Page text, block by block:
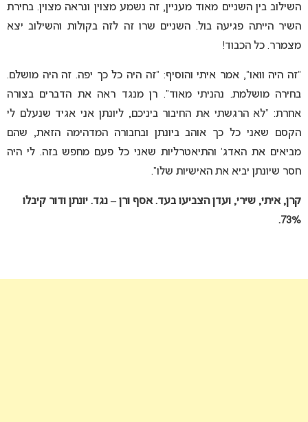
השילוב בין השניים מאוד מעניין, זה נשמע מצוין ונראה מצוין. בחירת
השיר הייתה פגיעה בול. השניים שרו זה לזה בקולות והשילוב יצא
מצמרר. כל הכבוד!
“זה היה וואו”, אמר איתי והוסיף: “זה היה כל כך יפה. זה היה מושלם.
בחירה מושלמת. נהניתי מאוד”. רן מנגד ראה את הדברים בצורה
אחרת: “לא הרגשתי את החיבור ביניכם, ליונתן אני אגיד שנעלם לי
הקסם שאני כל כך אוהב ביונתן ובחבורה המדהימה הזאת, שהם
מביאים את האדג’ והתיאטרליות שאני כל פעם מחפש בזה. לי היה
חסר שיונתן יביא את האישיות שלו”.
קרן, איתי, שירי, ועדן הצביעו בעד. אסף ורן – נגד. יונתן ודור קיבלו
73%.